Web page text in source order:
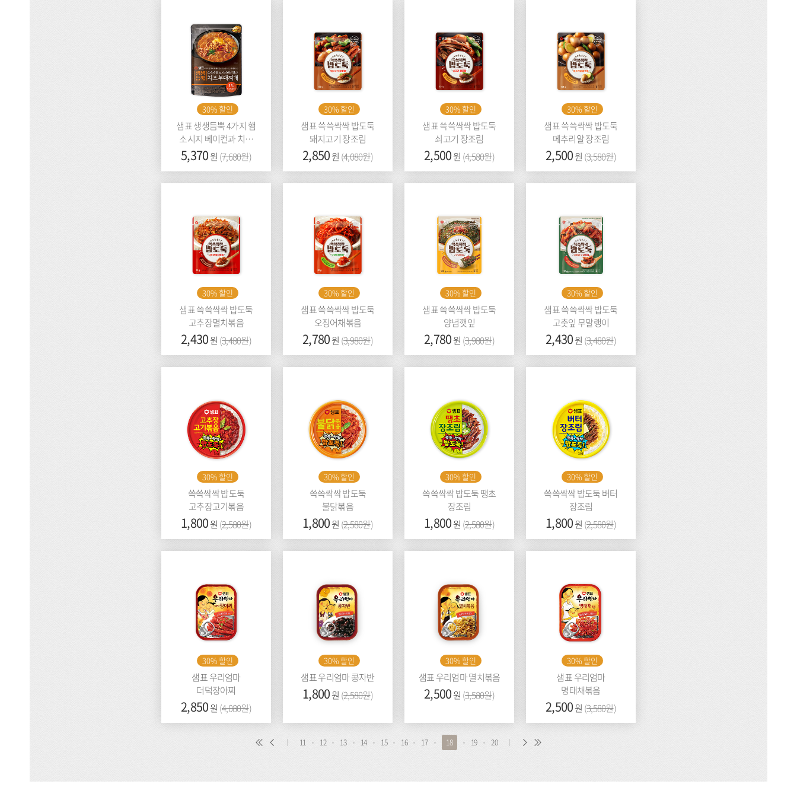
30% 할인
샘표 생생듬뿍 4가지 햄
소시지 베이컨과 치즈
부대찌개
가
격:
5,370원 (이
전
7,680원)
30% 할인
샘표 쓱쓱싹싹 밥도둑
돼지고기 장조림
가
격:
2,850원 (이
전
4,080원)
30% 할인
샘표 쓱쓱싹싹 밥도둑
쇠고기 장조림
가
격:
2,500원 (이
전
4,580원)
30% 할인
샘표 쓱쓱싹싹 밥도둑
메추리알 장조림
가
격:
2,500원 (이
전
3,580원)
30% 할인
샘표 쓱쓱싹싹 밥도둑
고추장멸치볶음
가
격:
2,430원 (이
전
3,480원)
30% 할인
샘표 쓱쓱싹싹 밥도둑
오징어채볶음
가
격:
2,780원 (이
전
3,980원)
30% 할인
샘표 쓱쓱싹싹 밥도둑
양념깻잎
가
격:
2,780원 (이
전
3,980원)
30% 할인
샘표 쓱쓱싹싹 밥도둑
고춧잎 무말랭이
가
격:
2,430원 (이
전
3,480원)
30% 할인
쓱쓱싹싹 밥도둑
고추장고기볶음
가
격:
1,800원 (이
전
2,580원)
30% 할인
쓱쓱싹싹 밥도둑
불닭볶음
가
격:
1,800원 (이
전
2,580원)
30% 할인
쓱쓱싹싹 밥도둑 땡초
장조림
가
격:
1,800원 (이
전
2,580원)
30% 할인
쓱쓱싹싹 밥도둑 버터
장조림
가
격:
1,800원 (이
전
2,580원)
30% 할인
샘표 우리엄마
더덕장아찌
가
격:
2,850원 (이
전
4,080원)
30% 할인
샘표 우리엄마 콩자반
가
격:
1,800원 (이
전
2,580원)
30% 할인
샘표 우리엄마 멸치볶음
가
격:
2,500원 (이
전
3,580원)
30% 할인
샘표 우리엄마
명태채볶음
가
격:
2,500원 (이
전
3,580원)
처
음
11 12 13 14 15 16 17 18 19 20 다
음